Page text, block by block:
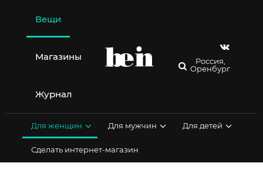
содержимому
Вещи
Магазины
Журнал
Россия,
Оренбург
Для женщин Для мужчин Для детей
Сделать интернет-магазин